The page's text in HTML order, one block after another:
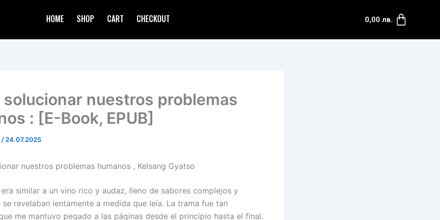
HOME SHOP CART CHECKOUT 0,00 лв.
solucionar nuestros problemas
: [E-Book, EPUB]
/ 24.07.2025
nuestros problemas humanos , Kelsang Gyatso
similar a un vino rico y audaz, lleno de sabores complejos y
se revelaban lentamente a medida que leía. La trama fue tan
me mantuvo pegado a las páginas desde el principio hasta el final.